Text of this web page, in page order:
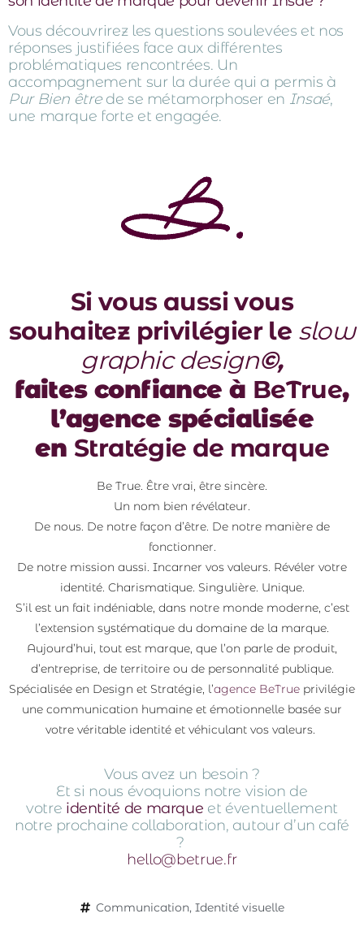
Vous découvrirez les questions soulevées et nos
réponses justifiées face aux différentes
problématiques rencontrées. Un
accompagnement sur la durée qui a permis à
Pur Bien êtrede se métamorphoser en Insaé,
une marque forte et engagée.
Si vous aussi vous
souhaitez privilégier le slow
graphic design©,
faites confiance à BeTrue,
l’agence spécialisée
en Stratégie de marque
Be True. Être vrai, être sincère.
Un nom bien révélateur.
De nous. De notre façon d’être. De notre manière de
fonctionner.
De notre mission aussi. Incarner vos valeurs. Révéler votre
identité. Charismatique. Singulière. Unique.
S’il est un fait indéniable, dans notre monde moderne, c’est
l’extension systématique du domaine de la marque.
Aujourd’hui, tout est marque, que l’on parle de produit,
d’entreprise, de territoire ou de personnalité publique.
Spécialisée en Design et Stratégie, l’agence BeTrue privilégie
une communication humaine et émotionnelle basée sur
votre véritable identité et véhiculant vos valeurs.
Vous avez un besoin ?
Et si nous évoquions notre vision de
votre identité de marque et éventuellement
notre prochaine collaboration, autour d’un café
?
hello@betrue.fr
Communication, Identité visuelle​